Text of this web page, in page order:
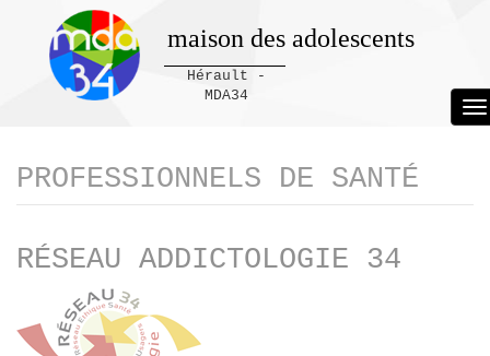
maison des adolescents
Hérault -
MDA34
PROFESSIONNELS DE SANTÉ
RÉSEAU ADDICTOLOGIE 34